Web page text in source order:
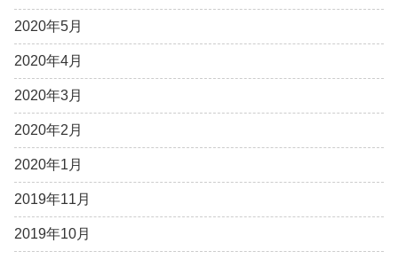
2020年5月
2020年4月
2020年3月
2020年2月
2020年1月
2019年11月
2019年10月